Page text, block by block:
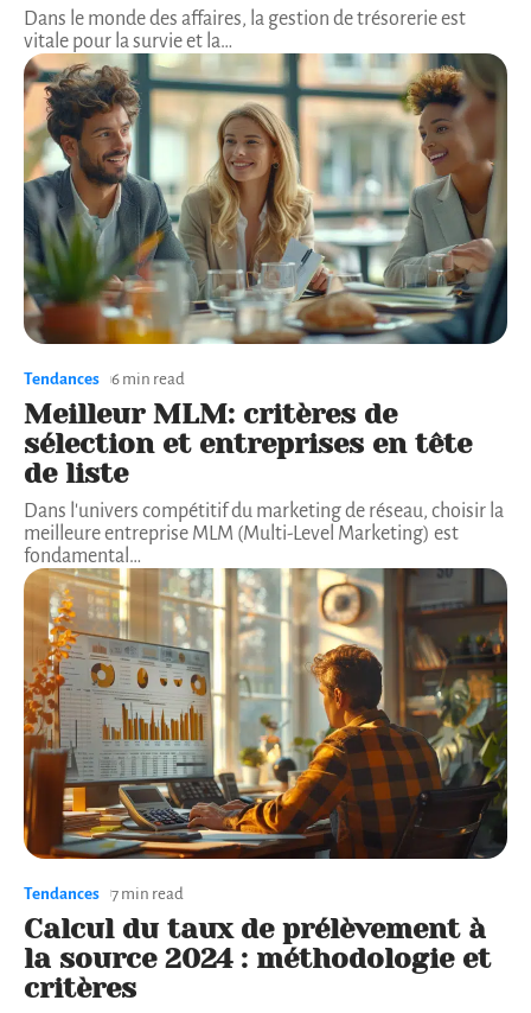
Dans le monde des affaires, la gestion de trésorerie est
vitale pour la survie et la…
Tendances 6 min read
Meilleur MLM: critères de
sélection et entreprises en tête
de liste
Dans l'univers compétitif du marketing de réseau, choisir la
meilleure entreprise MLM (Multi-Level Marketing) est
fondamental …
Tendances 7 min read
Calcul du taux de prélèvement à
la source 2024 : méthodologie et
critères